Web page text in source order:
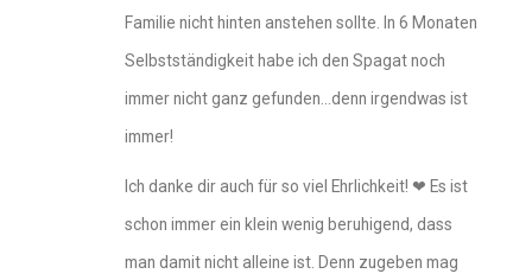
Familie nicht hinten anstehen sollte. In 6 Monaten
Selbstständigkeit habe ich den Spagat noch
immer nicht ganz gefunden…denn irgendwas ist
immer!
Ich danke dir auch für so viel Ehrlichkeit! ❤ Es ist
schon immer ein klein wenig beruhigend, dass
man damit nicht alleine ist. Denn zugeben mag